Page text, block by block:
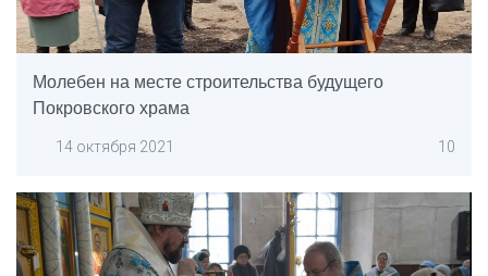
Молебен на месте строительства будущего
Покровского храма
14 октября 2021 10